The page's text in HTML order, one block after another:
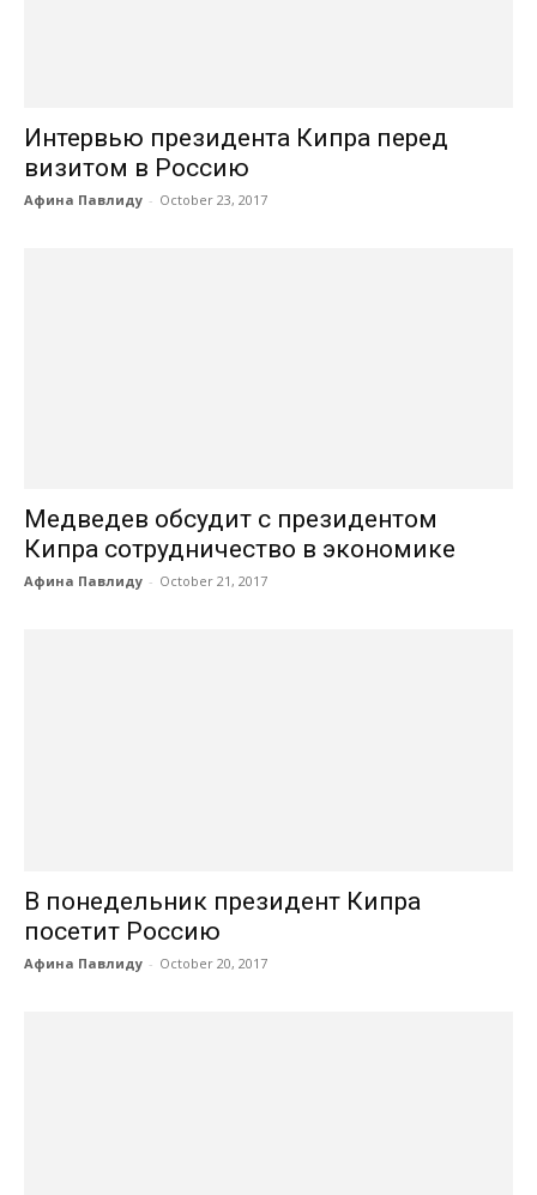
Интервью президента Кипра перед
визитом в Россию
Афина Павлиду - October 23, 2017
Медведев обсудит с президентом
Кипра сотрудничество в экономике
Афина Павлиду - October 21, 2017
В понедельник президент Кипра
посетит Россию
Афина Павлиду - October 20, 2017